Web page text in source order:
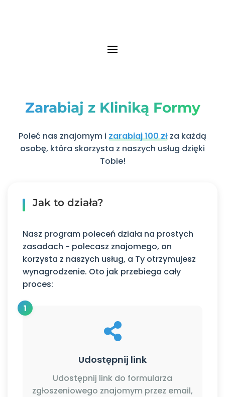
Zarabiaj z Kliniką Formy
Poleć nas znajomym i zarabiaj 100 zł za każdą
osobę, która skorzysta z naszych usług dzięki
Tobie!
Jak to działa?
Nasz program poleceń działa na prostych
zasadach - polecasz znajomego, on
korzysta z naszych usług, a Ty otrzymujesz
wynagrodzenie. Oto jak przebiega cały
proces:
1
Udostępnij link
Udostępnij link do formularza
zgłoszeniowego znajomym przez email,